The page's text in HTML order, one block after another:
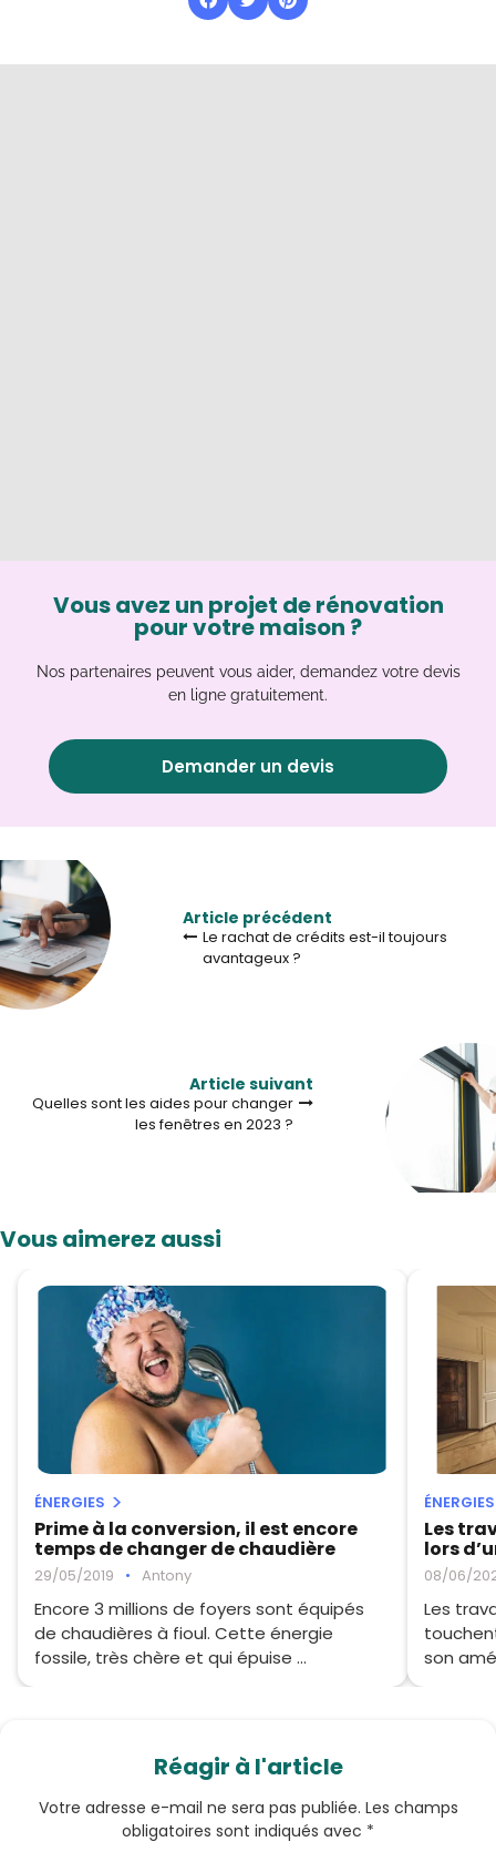
Vous avez un projet de rénovation
pour votre maison ?
Nos partenaires peuvent vous aider, demandez votre devis
en ligne gratuitement.
Demander un devis
Article précédent
Le rachat de crédits est-il toujours
avantageux ?
Article suivant
Quelles sont les aides pour changer
les fenêtres en 2023 ?
Vous aimerez aussi
ÉNERGIES
Prime à la conversion, il est encore
temps de changer de chaudière
29/05/2019 • Antony
Encore 3 millions de foyers sont équipés
de chaudières à fioul. Cette énergie
fossile, très chère et qui épuise ...
ÉNERGIES
Les
lors
08/06/
Les
son
Réagir à l'article
Votre adresse e-mail ne sera pas publiée. Les champs
obligatoires sont indiqués avec *